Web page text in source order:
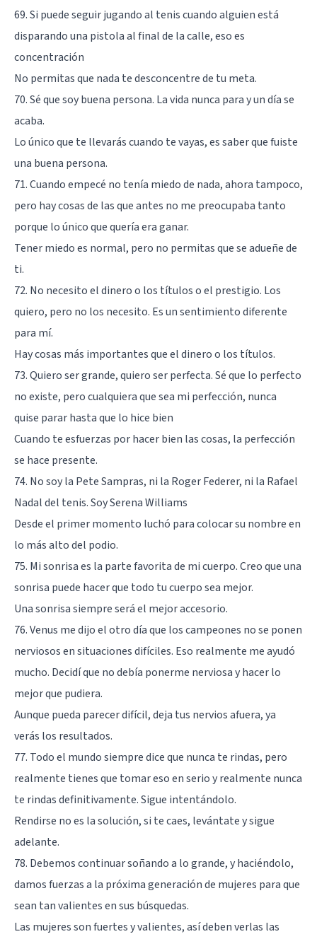
69. Si puede seguir jugando al tenis cuando alguien está
disparando una pistola al final de la calle, eso es
concentración
No permitas que nada te desconcentre de tu meta.
70. Sé que soy buena persona. La vida nunca para y un día se
acaba.
Lo único que te llevarás cuando te vayas, es saber que fuiste
una buena persona.
71. Cuando empecé no tenía miedo de nada, ahora tampoco,
pero hay cosas de las que antes no me preocupaba tanto
porque lo único que quería era ganar.
Tener miedo es normal, pero no permitas que se adueñe de
ti.
72. No necesito el dinero o los títulos o el prestigio. Los
quiero, pero no los necesito. Es un sentimiento diferente
para mí.
Hay cosas más importantes que el dinero o los títulos.
73. Quiero ser grande, quiero ser perfecta. Sé que lo perfecto
no existe, pero cualquiera que sea mi perfección, nunca
quise parar hasta que lo hice bien
Cuando te esfuerzas por hacer bien las cosas, la perfección
se hace presente.
74. No soy la Pete Sampras, ni la Roger Federer, ni la Rafael
Nadal del tenis. Soy Serena Williams
Desde el primer momento luchó para colocar su nombre en
lo más alto del podio.
75. Mi sonrisa es la parte favorita de mi cuerpo. Creo que una
sonrisa puede hacer que todo tu cuerpo sea mejor.
Una sonrisa siempre será el mejor accesorio.
76. Venus me dijo el otro día que los campeones no se ponen
nerviosos en situaciones difíciles. Eso realmente me ayudó
mucho. Decidí que no debía ponerme nerviosa y hacer lo
mejor que pudiera.
Aunque pueda parecer difícil, deja tus nervios afuera, ya
verás los resultados.
77. Todo el mundo siempre dice que nunca te rindas, pero
realmente tienes que tomar eso en serio y realmente nunca
te rindas definitivamente. Sigue intentándolo.
Rendirse no es la solución, si te caes, levántate y sigue
adelante.
78. Debemos continuar soñando a lo grande, y haciéndolo,
damos fuerzas a la próxima generación de mujeres para que
sean tan valientes en sus búsquedas.
Las mujeres son fuertes y valientes, así deben verlas las